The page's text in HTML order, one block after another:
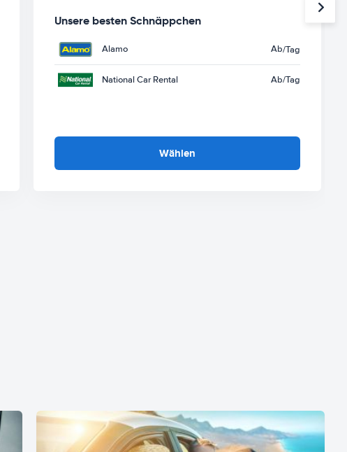
Unsere besten Schnäppchen
Alamo Ab/Tag
National Car Rental Ab/Tag
Wählen